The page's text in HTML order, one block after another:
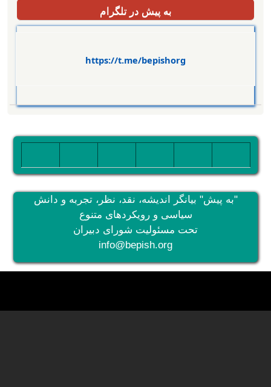
به پیش در تلگرام
https://t.me/bepishorg
"به پیش" بیانگر اندیشه، نقد، نظر، تجربه و دانش
سیاسی و رویکردهای متنوع
تحت مسئولیت شورای دبیران
info@bepish.org